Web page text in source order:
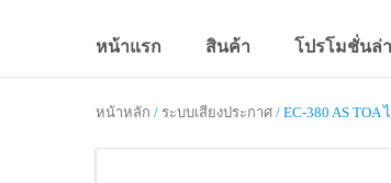
หน้าแรก สินค้า โปรโมชั่นล่
หน้าหลัก / ระบบเสียงประกาศ / EC-380 AS